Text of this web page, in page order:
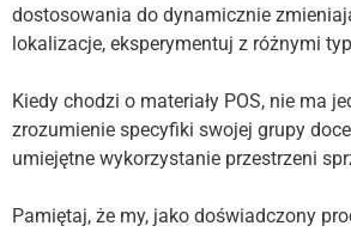
dostosowania do dynamicznie
lokalizacje, eksperymentuj z różnymi
Kiedy chodzi o materiały POS, nie ma
zrozumienie specyfiki swojej grupy
umiejętne wykorzystanie przestrzeni
Pamiętaj, że my, jako doświadczony